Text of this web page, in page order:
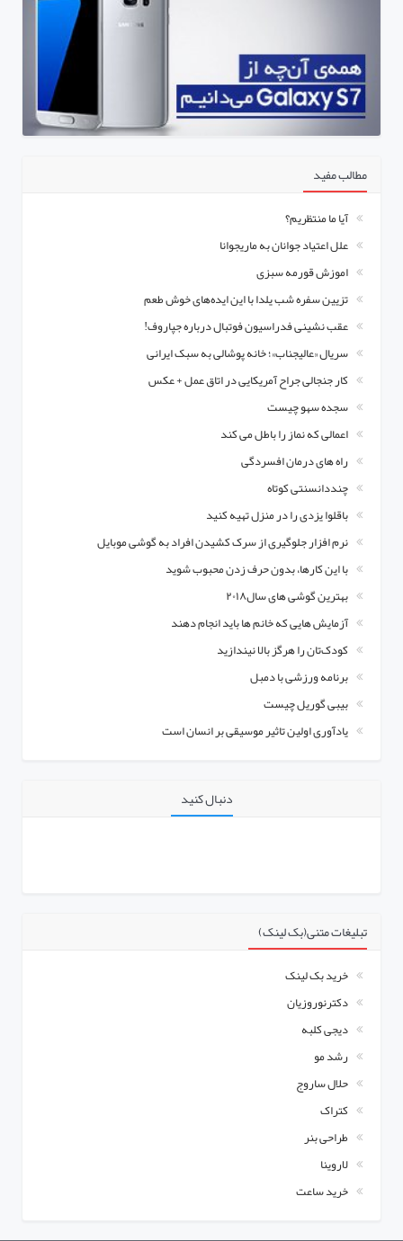
مطالب مفید
آیا ما منتظریم؟
علل اعتیاد جوانان به ماریجوانا
اموزش قورمه سبزی
تزیین سفره شب یلدا با این ایده‌های خوش طعم
عقب نشینی فدراسیون فوتبال درباره جپاروف!
سریال «عالیجناب»؛ خانه پوشالی به سبک ایرانی
کار جنجالی جراح آمریکایی در اتاق عمل + عکس
سجده سهو چیست
اعمالی که نماز را باطل می کند
راه های درمان افسردگی
چنددانسنتی کوتاه
باقلوا یزدی را در منزل تهیه کنید
نرم افزار جلوگیری از سرک کشیدن افراد به گوشی موبایل
با این کارها، بدون حرف زدن محبوب شوید
بهترین گوشی های سال۲۰۱۸
آزمایش هایی که خانم ها باید انجام دهند
کودک‌تان را هرگز بالا نیندازید
برنامه ورزشی با دمبل
بیبی گوریل چیست
یادآوری اولین تاثیر موسیقی بر انسان است
دنبال کنید
تبلیغات متنی(بک لینک)
خرید بک لینک
دکترنوروزیان
دیجی کلبه
رشد مو
حلال ساروج
کتراک
طراحی بنر
لاروینا
خرید ساعت